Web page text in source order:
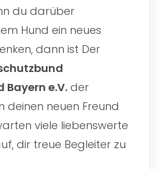
du darüber
Hund ein neues
dann ist Der
Bayern e.V. der
deinen neuen Freund
viele liebenswerte
dir treue Begleiter zu